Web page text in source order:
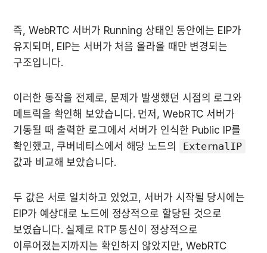
즉, WebRTC 서버가 Running 상태인 동안에는 EIP가
유지되며, EIP는 서버가 처음 올라올 때만 변경되는
구조입니다.
이러한 동작을 전제로, 문제가 발생했던 시점의 로그와
메트릭을 확인해 보았습니다. 먼저, WebRTC 서버가
기동될 때 출력한 로그에서 서버가 인식한 Public IP를
확인했고, 쿠버네티스에서 해당 노드의
ExternalIP
값과 비교해 보았습니다.
두 값은 서로 일치하고 있었고, 서버가 시작될 당시에는
EIP가 예상대로 노드에 정상적으로 할당된 것으로
보였습니다. 실제로 RTP 통신이 정상적으로
이루어졌는지까지는 확인하지 않았지만, WebRTC